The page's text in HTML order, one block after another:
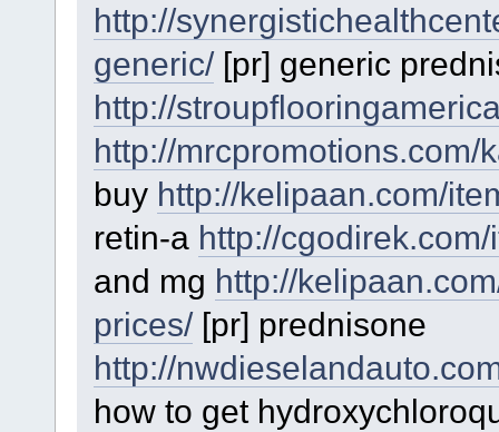
http://
generic/[pr] generic
http://
http://mrcpromotions.com/
buy http://kelipaan.com/
retin-a http://
and mg http://
prices/[pr] prednisone
http://
how to get